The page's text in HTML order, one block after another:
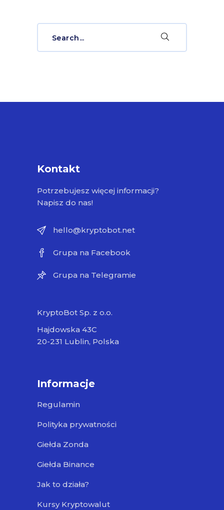
Kontakt
Potrzebujesz więcej informacji?
Napisz do nas!
hello@kryptobot.net
Grupa na Facebook
Grupa na Telegramie
KryptoBot Sp. z o.o.
Hajdowska 43C
20-231 Lublin, Polska
Informacje
Regulamin
Polityka prywatności
Giełda Zonda
Giełda Binance
Jak to działa?
Kursy Kryptowalut